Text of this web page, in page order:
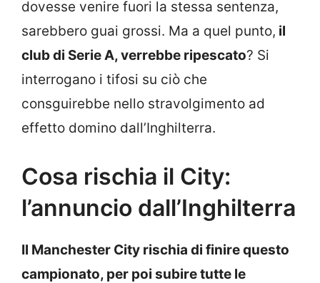
dovesse venire fuori la stessa sentenza,
sarebbero guai grossi. Ma a quel punto, il
club di Serie A, verrebbe ripescato? Si
interrogano i tifosi su ciò che
consguirebbe nello stravolgimento ad
effetto domino dall’Inghilterra.
Cosa rischia il City:
l’annuncio dall’Inghilterra
Il Manchester City rischia di finire questo
campionato, per poi subire tutte le